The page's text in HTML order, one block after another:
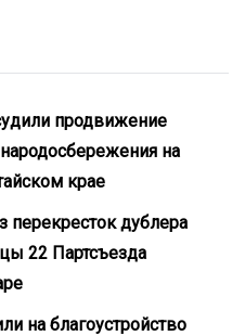
продвижение
на
крае
перекресток дублера
22 Партсъезда
на благоустройство